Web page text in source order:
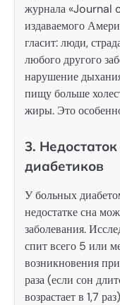
журнала «Journal
издаваемого
гласит: люди,
любого другого
нарушение
пищу больше
жиры. Это
3.
диабетиков
У больных
недостатке сна
заболевания.
спит всего 5 или
возникновения
раза (если сон
возрастает в 1,7